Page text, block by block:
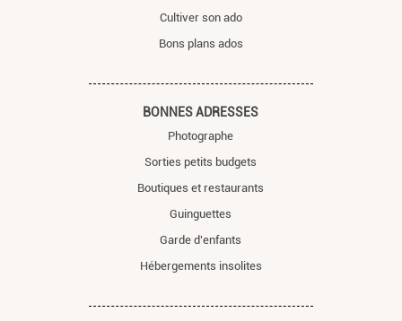
Cultiver son ado
Bons plans ados
BONNES ADRESSES
Photographe
Sorties petits budgets
Boutiques et restaurants
Guinguettes
Garde d'enfants
Hébergements insolites